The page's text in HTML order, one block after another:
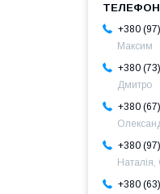
+380
Максим
+380
Дмитро
+380
+380
+380